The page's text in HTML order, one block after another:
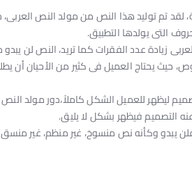
تم توليد هذا النص من مولد النص
التى يولدها التطبيق.
زيادة عدد الفقرات كما تريد، النص لن
يحتاج العميل فى كثير من الأحيان أن
للعميل الشكل كاملاً،دور مولد
التصميم فيظهر بشكل لا يليق.
وكأنه نص منسوخ، غير منظم، غير